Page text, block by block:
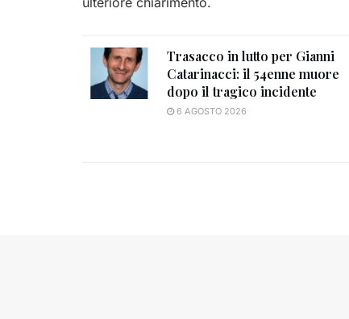
Trasacco in lutto per Gianni
Catarinacci: il 54enne muore
dopo il tragico incidente
6 AGOSTO 2026